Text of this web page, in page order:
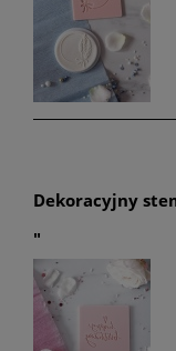
Dekoracyjny
"